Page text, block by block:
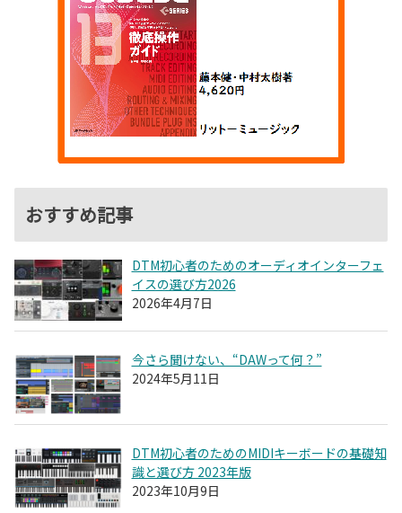
おすすめ記事
DTM初心者のためのオーディオインターフェ
イスの選び方2026
2026年4月7日
今さら聞けない、“DAWって何？”
2024年5月11日
DTM初心者のためのMIDIキーボードの基礎知
識と選び方 2023年版
2023年10月9日